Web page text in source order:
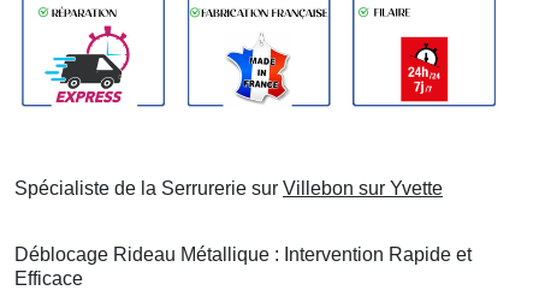
Spécialiste de la Serrurerie sur Villebon sur Yvette
Déblocage Rideau Métallique : Intervention Rapide et
Efficace